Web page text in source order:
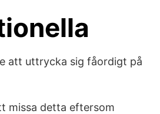
att uttrycka sig fåordigt på
missa detta eftersom